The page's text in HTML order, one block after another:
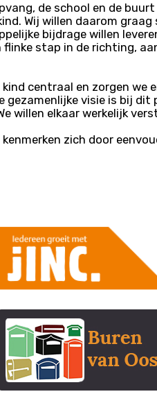
de school en de
Wij willen daarom
bijdrage willen
stap in de richting,
centraal en zorgen we
gezamenlijke visie is bij
willen elkaar werkelijk
zich door